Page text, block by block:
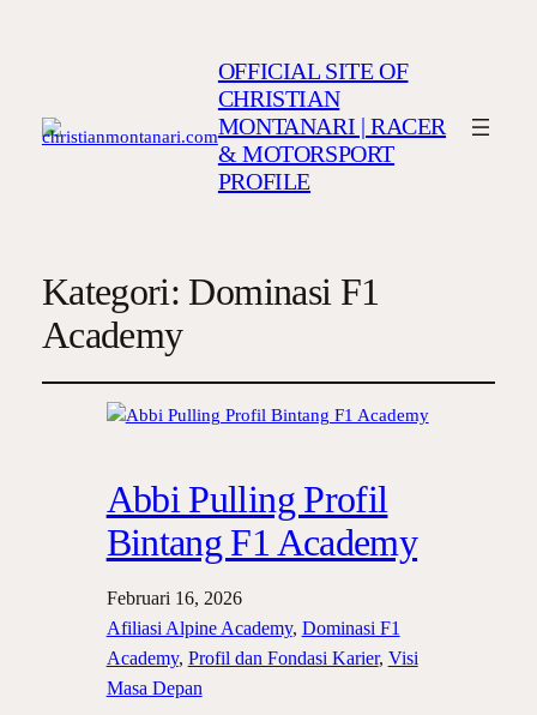
OFFICIAL SITE OF
CHRISTIAN
MONTANARI | RACER
& MOTORSPORT
PROFILE
Kategori: Dominasi F1
Academy
Abbi Pulling Profil
Bintang F1 Academy
Februari 16, 2026
Afiliasi Alpine Academy, Dominasi F1
Academy, Profil dan Fondasi Karier, Visi
Masa Depan